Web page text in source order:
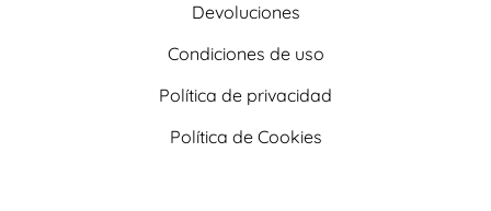
Devoluciones
Condiciones de uso
Política de privacidad
Política de Cookies